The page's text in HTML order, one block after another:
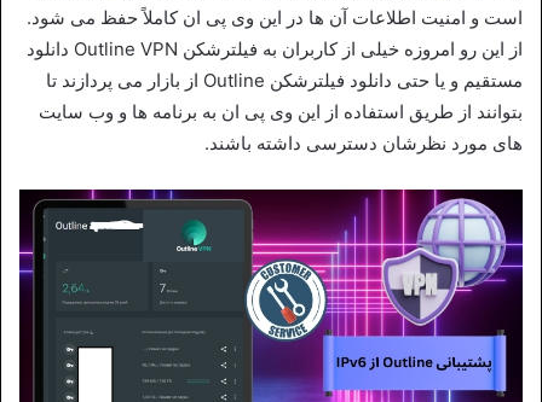
است و امنیت اطلاعات آن ها در این وی پی ان کاملاً حفظ می‌ شود.
از این رو امروزه خیلی از کاربران به فیلترشکن Outline VPN دانلود
مستقیم و یا حتی دانلود فیلترشکن Outline از بازار می‌ پردازند تا
بتوانند از طریق استفاده از این وی پی ان به برنامه‌ ها و وب سایت‌
های مورد نظرشان دسترسی داشته باشند.